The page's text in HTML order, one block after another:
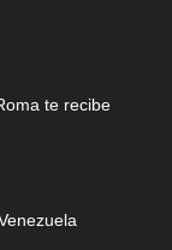
te recibe